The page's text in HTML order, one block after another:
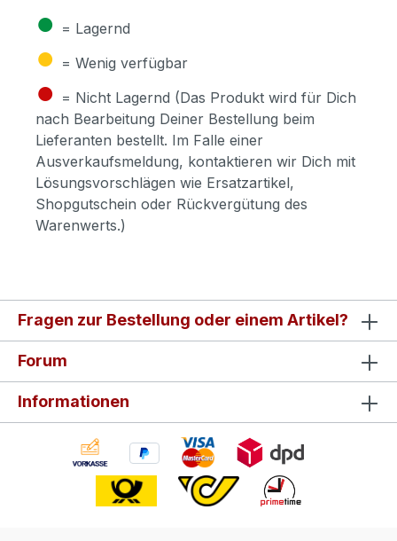
● = Lagernd
● = Wenig verfügbar
● = Nicht Lagernd (Das Produkt wird für Dich
nach Bearbeitung Deiner Bestellung beim
Lieferanten bestellt. Im Falle einer
Ausverkaufsmeldung, kontaktieren wir Dich mit
Lösungsvorschlägen wie Ersatzartikel,
Shopgutschein oder Rückvergütung des
Warenwerts.)
Fragen zur Bestellung oder einem Artikel?
Forum
Informationen